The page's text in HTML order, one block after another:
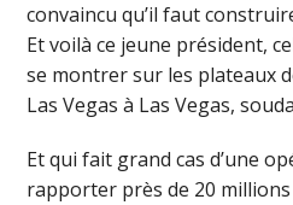
convaincu qu’il faut
Et voilà ce jeune président,
se montrer sur les plateaux
Las Vegas à Las Vegas,
Et qui fait grand cas d’une
rapporter près de 20 millions